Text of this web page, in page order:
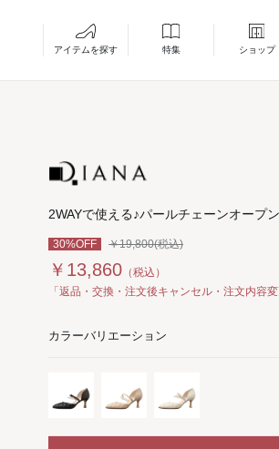
アイテムを探す 特集 ショップ
2WAYで使える♪パールチェーンオープ
30%OFF ￥19,800(税込)
￥13,860 （税込）
「返品・交換・注文後キャンセル・注文内容
カラーバリエーション